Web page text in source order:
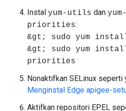
Instal yum-utils dan
priorities:
&gt; sudo yum
&gt; sudo yum
priorities
Nonaktifkan SELinux seperti
Menginstal Edge apigee-
Aktifkan repositori EPEL